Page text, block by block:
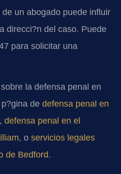
un abogado puede influir
direcci?n del caso. Puede
para solicitar una
la defensa penal en
de defensa penal en
, defensa penal en el
, o servicios legales
de Bedford.